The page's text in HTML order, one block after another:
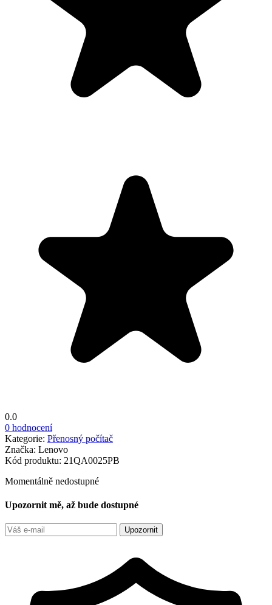
0.0
0 hodnocení
Kategorie: Přenosný počítač
Značka: Lenovo
Kód produktu: 21QA0025PB
Momentálně nedostupné
Upozornit mě, až bude dostupné
Upozornit